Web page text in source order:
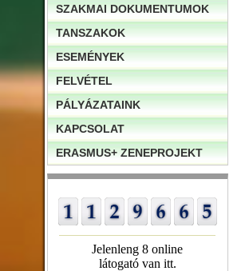
SZAKMAI DOKUMENTUMOK
TANSZAKOK
ESEMÉNYEK
FELVÉTEL
PÁLYÁZATAINK
KAPCSOLAT
ERASMUS+ ZENEPROJEKT
Jelenleng 8 online
látogató van itt.